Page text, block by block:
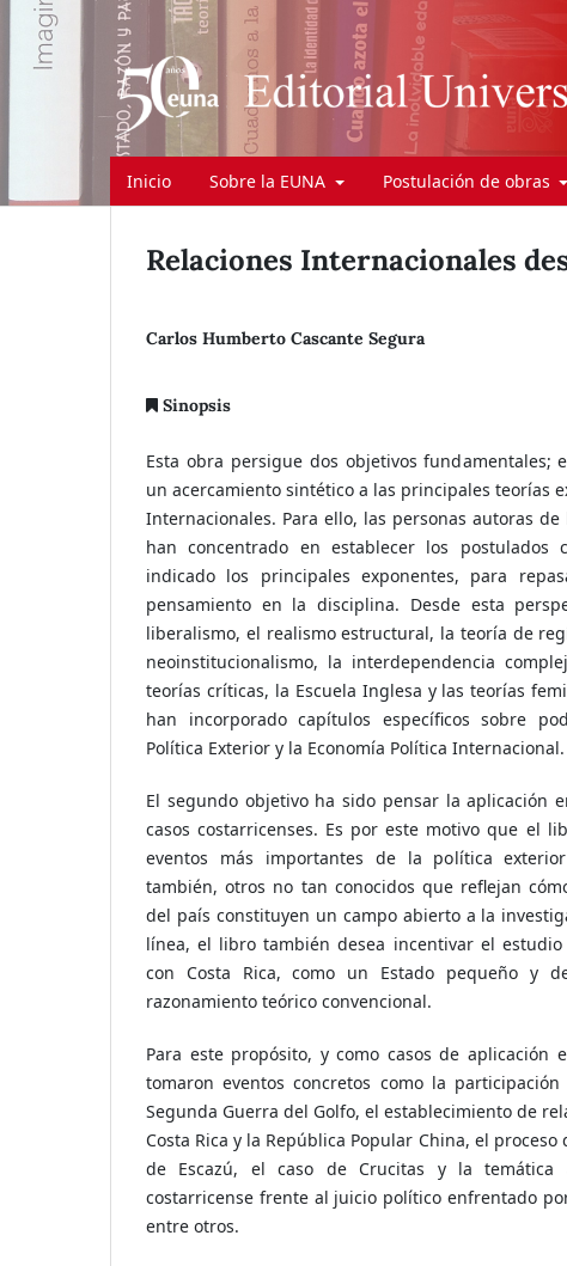
Inicio Sobre la EUNA Postulación de obras
Relaciones Internacionales
Carlos Humberto Cascante Segura
Sinopsis
Esta obra persigue dos objetivos
un acercamiento sintético a las principales teorías
Internacionales. Para ello, las personas autoras
han concentrado en establecer los postulados
indicado los principales exponentes, para
pensamiento en la disciplina. Desde esta
liberalismo, el realismo estructural, la teoría de
neoinstitucionalismo, la interdependencia
teorías críticas, la Escuela Inglesa y las teorías
han incorporado capítulos específicos sobre
Política Exterior y la Economía Política Internacional.
El segundo objetivo ha sido pensar la aplicación
casos costarricenses. Es por este motivo que el
eventos más importantes de la política
también, otros no tan conocidos que reflejan
del país constituyen un campo abierto a la
línea, el libro también desea incentivar el estudio
con Costa Rica, como un Estado pequeño y
razonamiento teórico convencional.
Para este propósito, y como casos de aplicación
tomaron eventos concretos como la
Segunda Guerra del Golfo, el establecimiento de
Costa Rica y la República Popular China, el
de Escazú, el caso de Crucitas y la temática
costarricense frente al juicio político enfrentado
entre otros.